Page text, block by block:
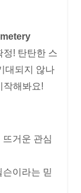
정! 탄탄한 스
대되지 않나
작해봐요!
뜨거운 관심
이라는 믿